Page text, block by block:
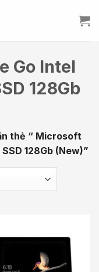
Go Intel
128Gb
thẻ “ Microsoft
128Gb (New)”